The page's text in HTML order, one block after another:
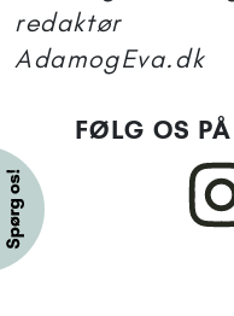
redaktør
AdamogEva.dk
FØLG OS